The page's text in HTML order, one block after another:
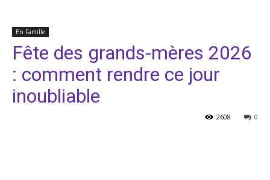
En Famille
Fête des grands-mères 2026
: comment rendre ce jour
inoubliable
0
2608